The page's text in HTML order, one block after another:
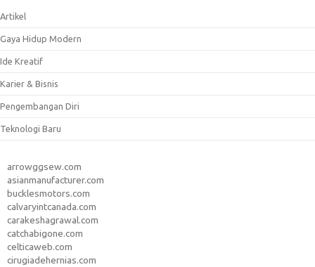
Artikel
Gaya Hidup Modern
Ide Kreatif
Karier & Bisnis
Pengembangan Diri
Teknologi Baru
arrowggsew.com
asianmanufacturer.com
bucklesmotors.com
calvaryintcanada.com
carakeshagrawal.com
catchabigone.com
celticaweb.com
cirugiadehernias.com